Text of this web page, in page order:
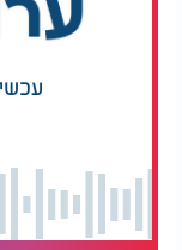
הכשרת כבד:
עוף? | הרב